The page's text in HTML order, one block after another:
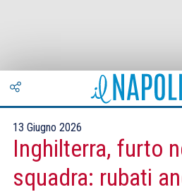
13 Giugno 2026
Inghilterra, furto
squadra: rubati